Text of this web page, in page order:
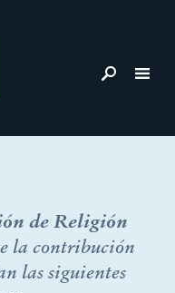
de Religión
la contribución
las siguientes